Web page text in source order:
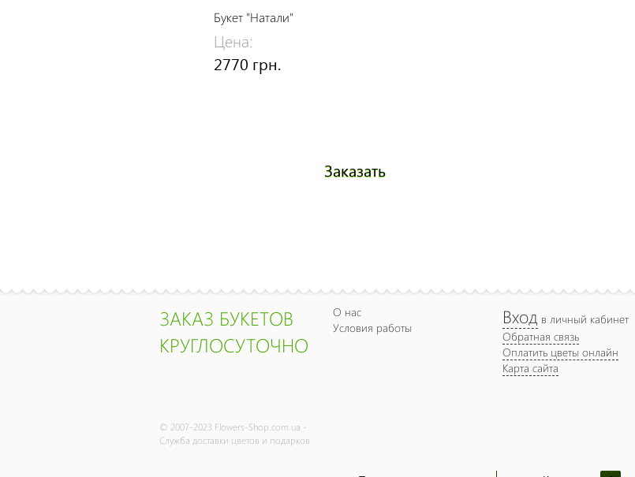
Букет "Натали"
Цена:
2770 грн.
Заказать
ЗАКАЗ БУКЕТОВ
КРУГЛОСУТОЧНО
© 2007-2023 Flowers-Shop.com.ua -
Служба доставки цветов и подарков
О нас
Условия работы
Вход в личный кабинет
Обратная связь
Оплатить цветы онлайн
Карта сайта